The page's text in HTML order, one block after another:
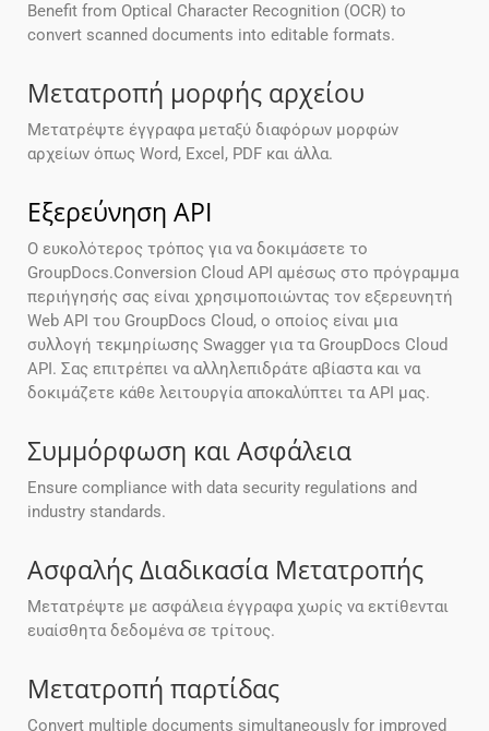
Benefit from Optical Character Recognition (OCR) to
convert scanned documents into editable formats.
Μετατροπή μορφής αρχείου
Μετατρέψτε έγγραφα μεταξύ διαφόρων μορφών
αρχείων όπως Word, Excel, PDF και άλλα.
Εξερεύνηση API
Ο ευκολότερος τρόπος για να δοκιμάσετε το
GroupDocs.Conversion Cloud API αμέσως στο πρόγραμμα
περιήγησής σας είναι χρησιμοποιώντας τον εξερευνητή
Web API του GroupDocs Cloud, ο οποίος είναι μια
συλλογή τεκμηρίωσης Swagger για τα GroupDocs Cloud
API. Σας επιτρέπει να αλληλεπιδράτε αβίαστα και να
δοκιμάζετε κάθε λειτουργία αποκαλύπτει τα API μας.
Συμμόρφωση και Ασφάλεια
Ensure compliance with data security regulations and
industry standards.
Ασφαλής Διαδικασία Μετατροπής
Μετατρέψτε με ασφάλεια έγγραφα χωρίς να εκτίθενται
ευαίσθητα δεδομένα σε τρίτους.
Μετατροπή παρτίδας
Convert multiple documents simultaneously for improved